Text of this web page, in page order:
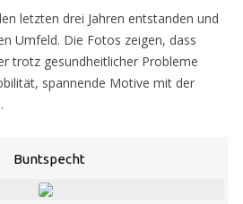
letzten drei Jahren entstanden und
Umfeld. Die Fotos zeigen, dass
trotz gesundheitlicher Probleme
spannende Motive mit der
Buntspecht